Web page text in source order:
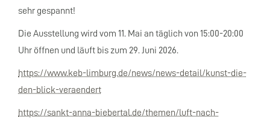
sehr gespannt!
Die Ausstellung wird vom 11. Mai an täglich von 15:00-20:00
Uhr öffnen und läuft bis zum 29. Juni 2026.
https://www.keb-limburg.de/news/news-detail/kunst-die-
den-blick-veraendert
https://sankt-anna-biebertal.de/themen/luft-nach-